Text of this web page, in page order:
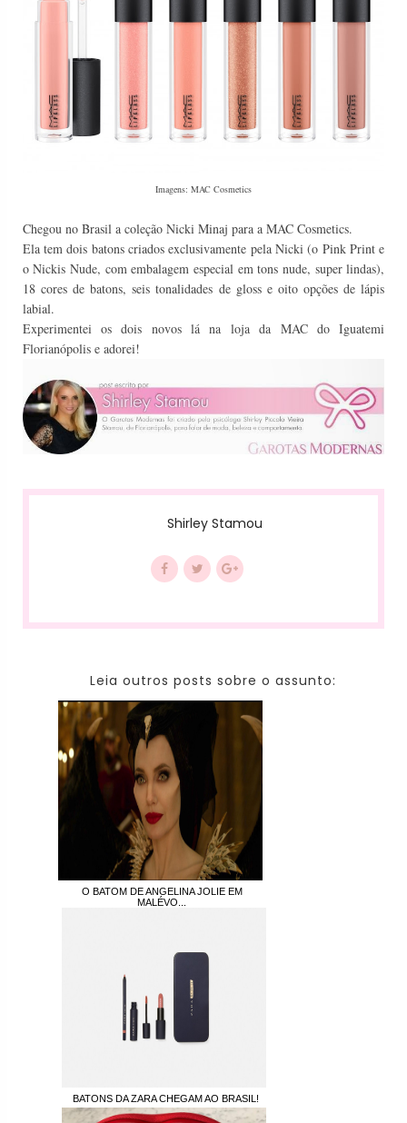
Imagens: MAC Cosmetics
Chegou no Brasil a coleção Nicki Minaj para a MAC Cosmetics.
Ela tem dois batons criados exclusivamente pela Nicki (o Pink Print e
o Nickis Nude, com embalagem especial em tons nude, super lindas),
18 cores de batons, seis tonalidades de gloss e oito opções de lápis
labial.
Experimentei os dois novos lá na loja da MAC do Iguatemi
Florianópolis e adorei!
Shirley Stamou
Leia outros posts sobre o assunto:
O BATOM DE ANGELINA JOLIE EM
MALÉVO...
BATONS DA ZARA CHEGAM AO BRASIL!